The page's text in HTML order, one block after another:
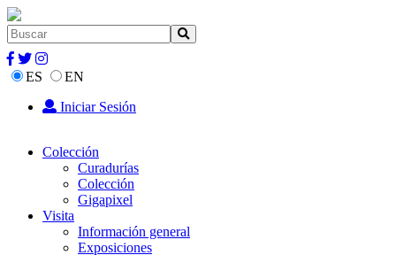
ES
EN
Iniciar Sesión
Colección
Curadurías
Colección
Gigapixel
Visita
Información general
Exposiciones